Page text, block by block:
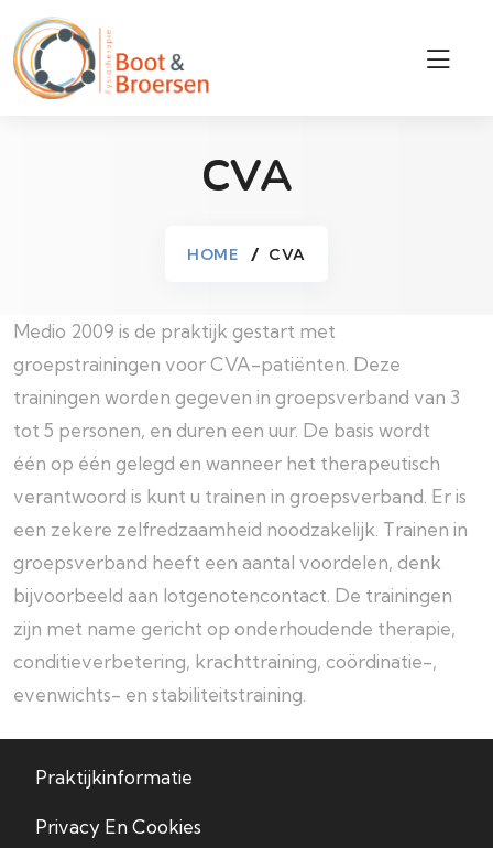
CVA
HOME CVA
Medio 2009 is de praktijk gestart met
groepstrainingen voor CVA-patiënten. Deze
trainingen worden gegeven in groepsverband van 3
tot 5 personen, en duren een uur. De basis wordt
één op één gelegd en wanneer het therapeutisch
verantwoord is kunt u trainen in groepsverband. Er is
een zekere zelfredzaamheid noodzakelijk. Trainen in
groepsverband heeft een aantal voordelen, denk
bijvoorbeeld aan lotgenotencontact. De trainingen
zijn met name gericht op onderhoudende therapie,
conditieverbetering, krachttraining, coördinatie-,
evenwichts- en stabiliteitstraining.
Praktijkinformatie
Privacy En Cookies